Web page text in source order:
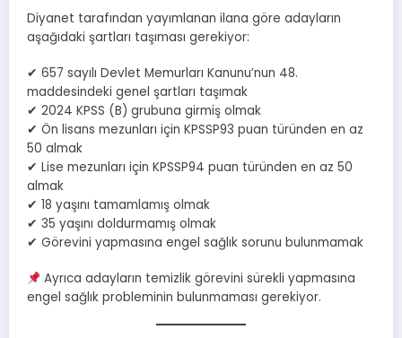
Diyanet tarafından yayımlanan ilana göre adayların
aşağıdaki şartları taşıması gerekiyor:
✔ 657 sayılı Devlet Memurları Kanunu’nun 48.
maddesindeki genel şartları taşımak
✔ 2024 KPSS (B) grubuna girmiş olmak
✔ Ön lisans mezunları için KPSSP93 puan türünden en az
50 almak
✔ Lise mezunları için KPSSP94 puan türünden en az 50
almak
✔ 18 yaşını tamamlamış olmak
✔ 35 yaşını doldurmamış olmak
✔ Görevini yapmasına engel sağlık sorunu bulunmamak
Ayrıca adayların temizlik görevini sürekli yapmasına
engel sağlık probleminin bulunmaması gerekiyor.